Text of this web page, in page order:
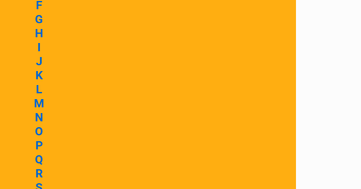
F
G
H
I
J
K
L
M
N
O
P
Q
R